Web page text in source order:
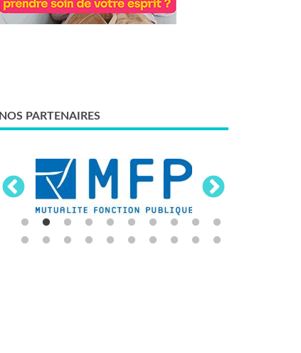
NOS PARTENAIRES